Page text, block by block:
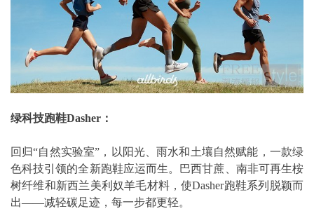
绿科技跑鞋Dasher：
回归“自然实验室”，以阳光、雨水和土壤自然赋能，一款绿
色科技引领的全新跑鞋应运而生。巴西甘蔗、南非可再生桉
树纤维和新西兰美利奴羊毛材料，使Dasher跑鞋系列脱颖而
出——减轻碳足迹，每一步都更轻。